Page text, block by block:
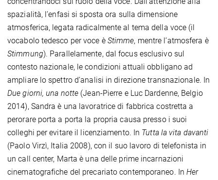
spazialità, l’enfasi si sposta ora sulla dimensione
atmosferica, legata radicalmente al tema della voce (il
vocabolo tedesco per voce è Stimme, mentre l’atmosfera è
Stimmung). Parallelamente, dal focus esclusivo sul
contesto nazionale, le condizioni attuali obbligano ad
ampliare lo spettro d’analisi in direzione transnazionale. In
Due giorni, una notte (Jean-Pierre e Luc Dardenne, Belgio
2014), Sandra è una lavoratrice di fabbrica costretta a
perorare porta a porta la propria causa presso i suoi
colleghi per evitare il licenziamento. In Tutta la vita davanti
(Paolo Virzì, Italia 2008), con il suo lavoro di telefonista in
un call center, Marta è una delle prime incarnazioni
cinematografiche del precariato contemporaneo. InHer